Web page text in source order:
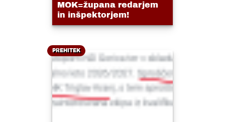
MOK=župana redarjem
in inšpektorjem!
PREHITEK